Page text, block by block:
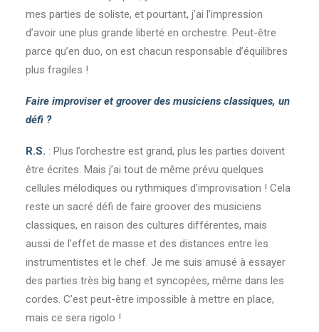
mes parties de soliste, et pourtant, j’ai l’impression
d’avoir une plus grande liberté en orchestre. Peut-être
parce qu’en duo, on est chacun responsable d’équilibres
plus fragiles !
Faire improviser et groover des musiciens classiques, un
défi ?
R.S. : Plus l’orchestre est grand, plus les parties doivent
être écrites. Mais j’ai tout de même prévu quelques
cellules mélodiques ou rythmiques d’improvisation ! Cela
reste un sacré défi de faire groover des musiciens
classiques, en raison des cultures différentes, mais
aussi de l’effet de masse et des distances entre les
instrumentistes et le chef. Je me suis amusé à essayer
des parties très big bang et syncopées, même dans les
cordes. C’est peut-être impossible à mettre en place,
mais ce sera rigolo !